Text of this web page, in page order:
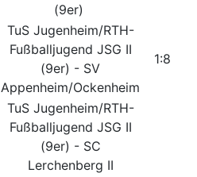
(9er)
TuS Jugenheim/RTH-
Fußballjugend JSG II
(9er) - SV
Appenheim/Ockenheim
1:8
TuS Jugenheim/RTH-
Fußballjugend JSG II
(9er) - SC
Lerchenberg II